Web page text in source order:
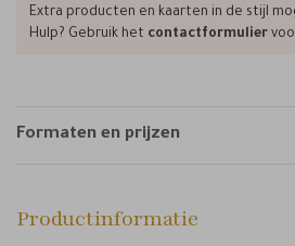
Extra producten en kaarten in de stijl
Hulp? Gebruik het contactformulier
Formaten en prijzen
Productinformatie